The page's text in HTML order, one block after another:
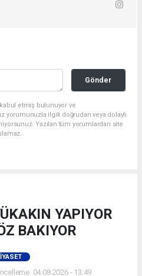
Gönder
kabul etmiş bulunuyor ve
yorumunuzla ilgili doğrudan veya dolaylı
Yazılan tüm yorumlardan site
YAPIYOR
BAKIYOR
04.08.2026 - 13:49